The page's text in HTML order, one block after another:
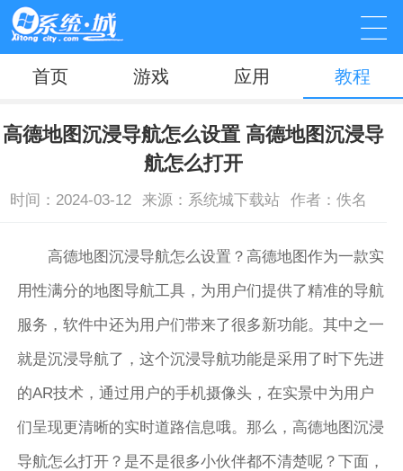
首页 游戏 应用 教程
高德地图沉浸导航怎么设置 高德地图沉浸导
航怎么打开
时间：2024-03-12 来源：系统城下载站 作者：佚名
高德地图沉浸导航怎么设置？高德地图作为一款实
用性满分的地图导航工具，为用户们提供了精准的导航
服务，软件中还为用户们带来了很多新功能。其中之一
就是沉浸导航了，这个沉浸导航功能是采用了时下先进
的AR技术，通过用户的手机摄像头，在实景中为用户
们呈现更清晰的实时道路信息哦。那么，高德地图沉浸
导航怎么打开？是不是很多小伙伴都不清楚呢？下面，